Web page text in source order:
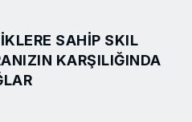
SAHIP SKIL
KARŞILIĞINDA